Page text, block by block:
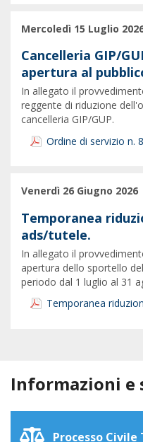
Mercoledì 15 Luglio
Cancelleria GIP/
apertura al
In allegato il
reggente di riduzione
cancelleria GIP/GUP.
Ordine di servizio n.
Venerdì 26 Giugno 2026
Temporanea
ads/tutele.
In allegato il
apertura dello sportello
periodo dal 1 luglio al 31
Temporanea
Informazioni e
Processo